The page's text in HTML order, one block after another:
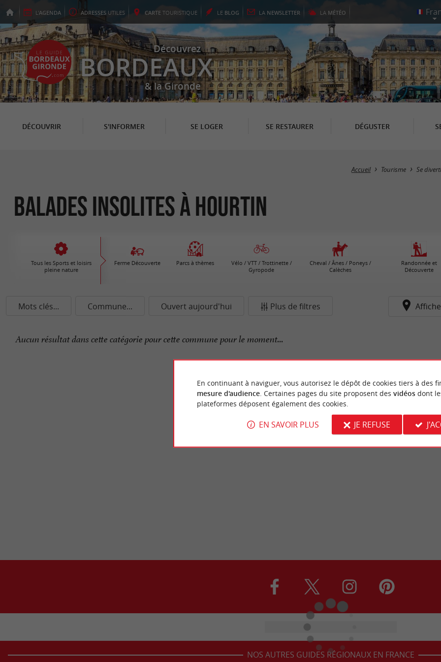
L'AGENDA ADRESSES UTILES CARTE TOURISTIQUE LE BLOG LA NEWSLETTER LA MÉTÉO
Découvrez
BORDEAUX
& la Gironde
DÉCOUVRIR S'INFORMER SE LOGER SE RESTAURER DÉGUSTER
Accueil Tourisme Se
Balades Insolites à Hourtin
Tous les Sports et loisirs
pleine nature
Ferme Découverte Parcs à thèmes
Vélo / VTT / Trottinette /
Gyropode
Cheval / Ânes / Poneys /
Calèches
Randonnée et
Découverte
Mots clés... Commune... Ouvert aujourd'hui Plus de filtres
Aucun résultat dans cette catégorie pour cette commune pour le moment...
NOS AUTRES GUIDES RÉGIONAUX EN FRANCE
En continuant à naviguer, vous autorisez le dépôt de cookies tiers à des
mesure d'audience. Certaines pages du site proposent des vidéosdont
plateformes déposent également des cookies.
EN SAVOIR PLUS JE REFUSE